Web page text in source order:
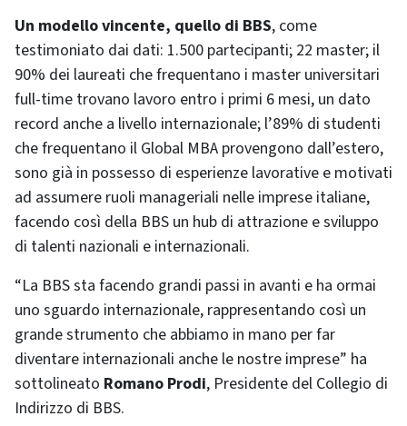
Un modello vincente, quello di BBS, come
testimoniato dai dati: 1.500 partecipanti; 22 master; il
90% dei laureati che frequentano i master universitari
full-time trovano lavoro entro i primi 6 mesi, un dato
record anche a livello internazionale; l’89% di studenti
che frequentano il Global MBA provengono dall’estero,
sono già in possesso di esperienze lavorative e motivati
ad assumere ruoli manageriali nelle imprese italiane,
facendo così della BBS un hub di attrazione e sviluppo
di talenti nazionali e internazionali.
“La BBS sta facendo grandi passi in avanti e ha ormai
uno sguardo internazionale, rappresentando così un
grande strumento che abbiamo in mano per far
diventare internazionali anche le nostre imprese” ha
sottolineato Romano Prodi, Presidente del Collegio di
Indirizzo di BBS.